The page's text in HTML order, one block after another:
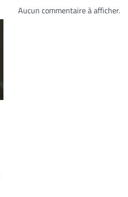
Aucun commentaire à afficher.